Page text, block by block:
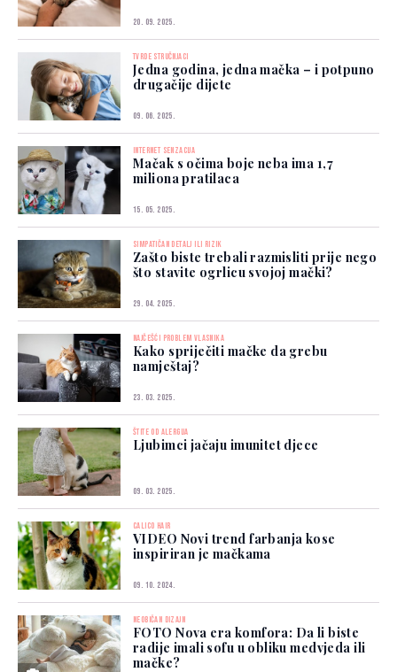
20. 09. 2025.
TVRDE STRUČNJACI
Jedna godina, jedna mačka – i potpuno
drugačije dijete
09. 06. 2025.
INTERNET SENZACIJA
Mačak s očima boje neba ima 1,7
miliona pratilaca
15. 05. 2025.
SIMPATIČAN DETALJ ILI RIZIK
Zašto biste trebali razmisliti prije nego
što stavite ogrlicu svojoj mački?
29. 04. 2025.
NAJČEŠĆI PROBLEM VLASNIKA
Kako spriječiti mačke da grebu
namještaj?
23. 03. 2025.
ŠTITE OD ALERGIJA
Ljubimci jačaju imunitet djece
09. 03. 2025.
CALICO HAIR
VIDEO Novi trend farbanja kose
inspiriran je mačkama
09. 10. 2024.
NEOBIČAN DIZAJN
FOTO Nova era komfora: Da li biste
radije imali sofu u obliku medvjeda ili
mačke?